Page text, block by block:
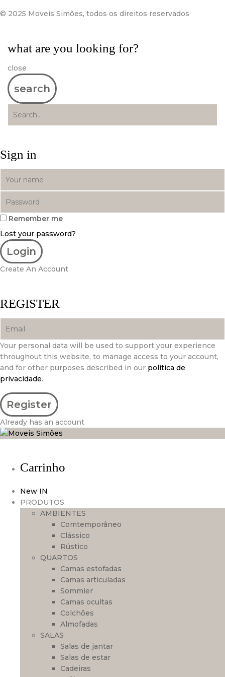
© 2025 Moveis Simões, todos os direitos reservados
what are you looking for?
close
search
Sign in
Remember me
Lost your password?
Create An Account
REGISTER
Your personal data will be used to support your experience
throughout this website, to manage access to your account,
and for other purposes described in our política de
privacidade.
Already has an account
Carrinho
New IN
PRODUTOS
AMBIENTES
Comtemporâneo
Clássico
Rústico
QUARTOS
Camas estofadas
Camas articuladas
Sommier
Camas ocultas
Colchões
Almofadas
SALAS
Salas de jantar
Salas de estar
Cadeiras